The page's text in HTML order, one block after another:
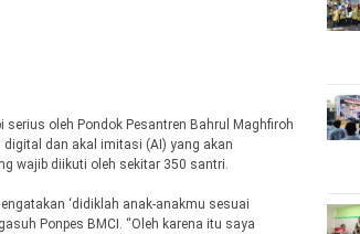
oleh Pondok Pesantren Bahrul Maghfiroh
dan akal imitasi (AI) yang akan
wajib diikuti oleh sekitar 350 santri.
‘didiklah anak-anakmu sesuai
Ponpes BMCI. “Oleh karena itu saya